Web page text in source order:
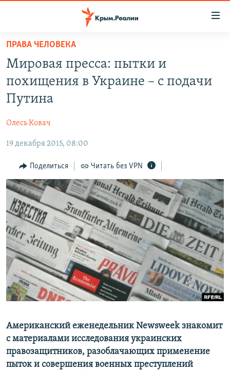
Вернуться
основному
содержанию
Вернутся
главной
Вернутся
поиску
СПЕЦПРОЕКТЫ
ВОДА
ЕЩЕ
ИНТЕРАКТИВ
ИНФОГРАФИКА
ТЕЛЕПРОЕКТ КРЫМ.РЕАЛИИ
СОВЕТЫ ПРАВОЗАЩИТНИКОВ
ПРОПАВШИЕ БЕЗ ВЕСТИ
ПОБЕДИТЕЛЕЙ НЕ СУДЯТ?
КРЫМ.НЕПОКОРЕННЫЙ
ELIFBE
УКРАИНСКАЯ ПРОБЛЕМА КРЫМА
РАДІО СВОБОДА
КАК ОБОЙТИ БЛОКИРОВКУ
Українською
Qırımtatar
ПРИСОЕДИНЯЙТЕСЬ!
ПРАВА ЧЕЛОВЕКА
Мировая пресса: пытки и
похищения в Украине – с подачи
Путина
Олесь Ковач
19 декабря 2015, 08:00
Поделиться Читать без VPN
Американский еженедельник Newsweek знакомит
с материалами исследования украинских
правозащитников, разоблачающих применение
пыток и совершения военных преступлений